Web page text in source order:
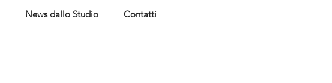
News dallo Studio Contatti